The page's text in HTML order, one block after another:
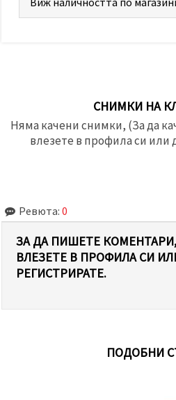
СНИМКИ НА
Няма качени снимки, (За да
влезете в профила си или
Ревюта: 0
ЗА ДА ПИШЕТЕ
ВЛЕЗЕТЕ В ПРОФИЛА СИ
РЕГИСТРИРАТЕ.
ПОДОБНИ